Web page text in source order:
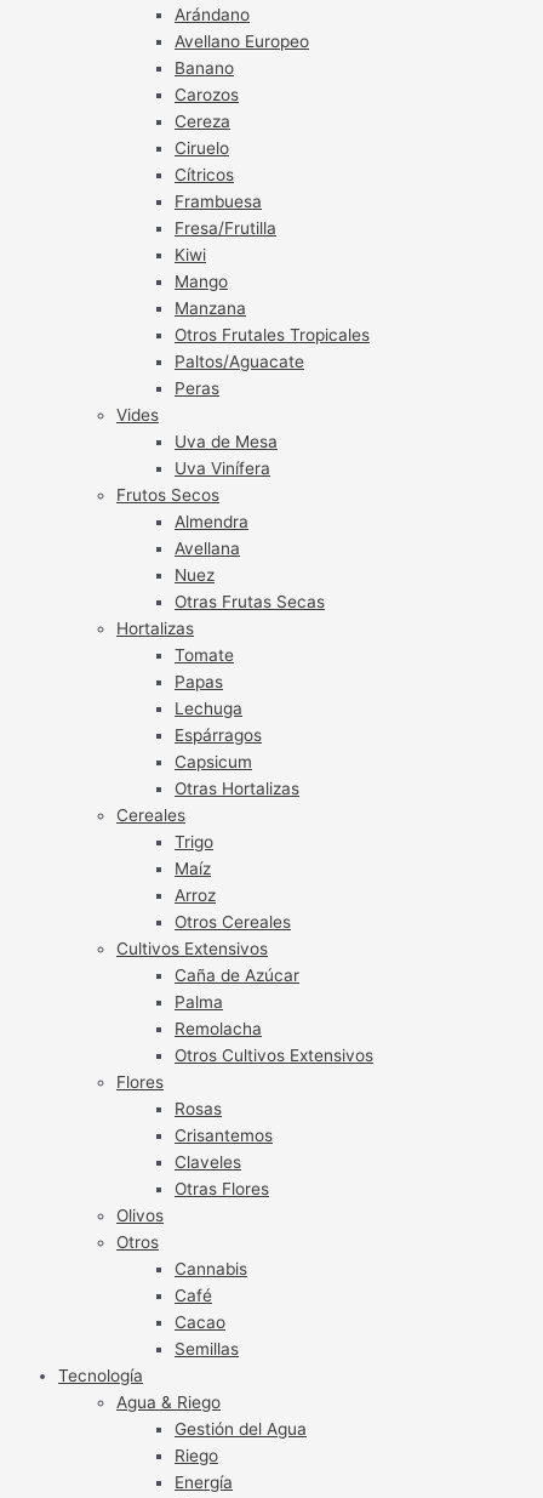
Arándano
Avellano Europeo
Banano
Carozos
Cereza
Ciruelo
Cítricos
Frambuesa
Fresa/Frutilla
Kiwi
Mango
Manzana
Otros Frutales Tropicales
Paltos/Aguacate
Peras
Vides
Uva de Mesa
Uva Vinífera
Frutos Secos
Almendra
Avellana
Nuez
Otras Frutas Secas
Hortalizas
Tomate
Papas
Lechuga
Espárragos
Capsicum
Otras Hortalizas
Cereales
Trigo
Maíz
Arroz
Otros Cereales
Cultivos Extensivos
Caña de Azúcar
Palma
Remolacha
Otros Cultivos Extensivos
Flores
Rosas
Crisantemos
Claveles
Otras Flores
Olivos
Otros
Cannabis
Café
Cacao
Semillas
Tecnología
Agua & Riego
Gestión del Agua
Riego
Energía